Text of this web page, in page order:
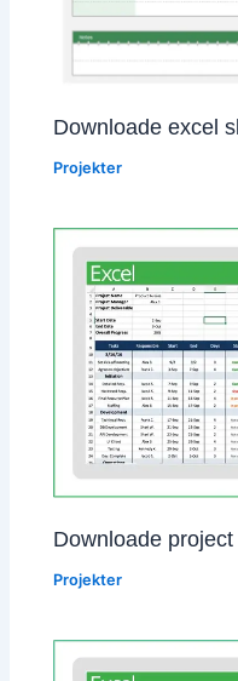
Downloade excel
Projekter
Downloade
Projekter